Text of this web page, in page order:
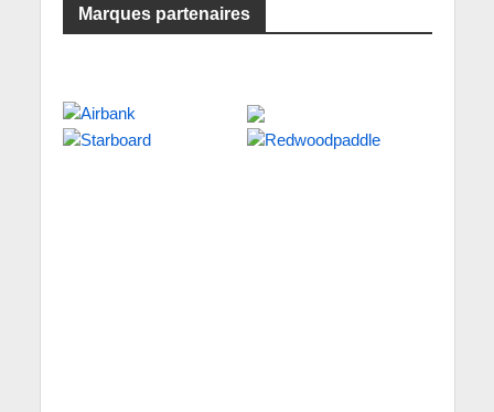
Marques partenaires